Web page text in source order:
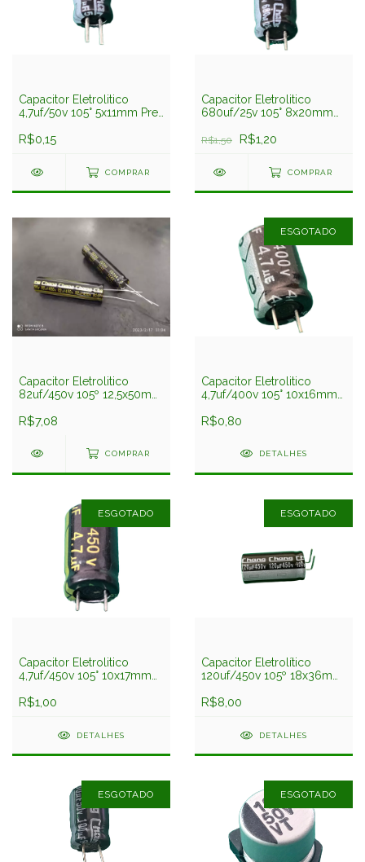
Capacitor Eletrolitico
4,7uf/50v 105° 5x11mm Pre
R$0,15
COMPRAR
Capacitor Eletrolitico
680uf/25v 105° 8x20mm
R$1,50 R$1,20
COMPRAR
Capacitor Eletrolitico
82uf/450v 105º 12,5x50mm
R$7,08
COMPRAR
ESGOTADO
Capacitor Eletrolitico
4,7uf/400v 105° 10x16mm
R$0,80
DETALHES
ESGOTADO
Capacitor Eletrolitico
4,7uf/450v 105° 10x17mm
R$1,00
DETALHES
ESGOTADO
Capacitor Eletrolítico
120uf/450v 105º 18x36mm
R$8,00
DETALHES
ESGOTADO ESGOTADO